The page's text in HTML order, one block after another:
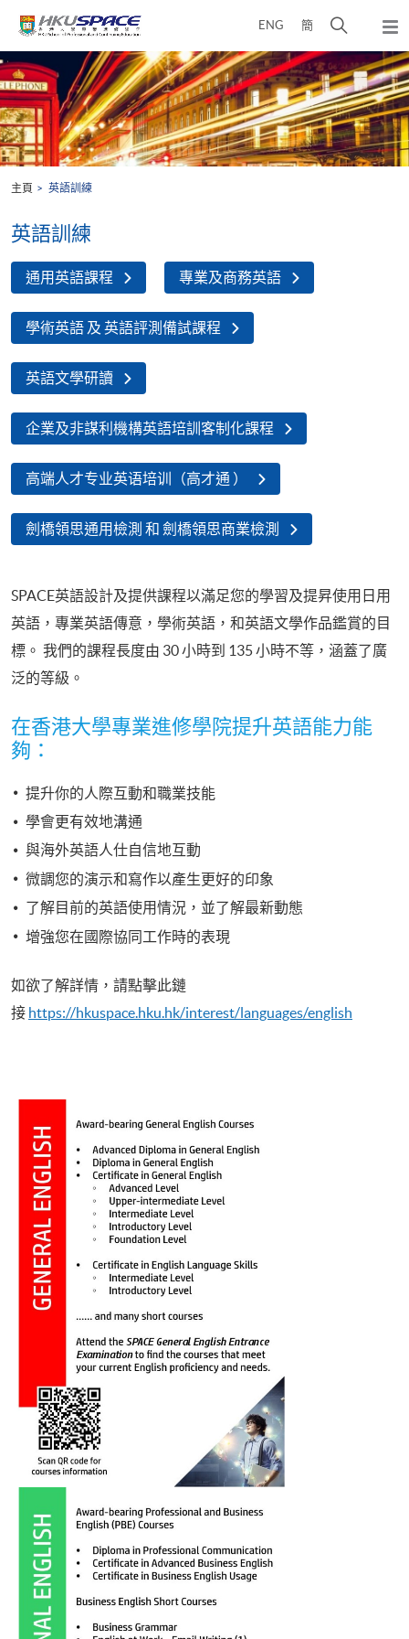
content
ENG 簡
開
搜
尋
介
面
彈
出
主
選
單
Main
content
start
主頁 英語訓練
英語訓練
通用英語課程 專業及商務英語
學術英語 及 英語評測備試課程
英語文學研讀
企業及非謀利機構英語培訓客制化課程
高端人才专业英语培训（高才通 ）
劍橋領思通用檢測 和 劍橋領思商業檢測
SPACE英語設計及提供課程以滿足您的學習及提昇使用日用
英語，專業英語傳意，學術英語，和英語文學作品鑑賞的目
標。 我們的課程長度由 30 小時到 135 小時不等，涵蓋了廣
泛的等級。
在香港大學專業進修學院提升英語能力能
夠：
提升你的人際互動和職業技能
學會更有效地溝通
與海外英語人仕自信地互動
微調您的演示和寫作以產生更好的印象
了解目前的英語使用情況，並了解最新動態
增強您在國際協同工作時的表現
如欲了解詳情，請點擊此鏈
接 https://hkuspace.hku.hk/interest/languages/english